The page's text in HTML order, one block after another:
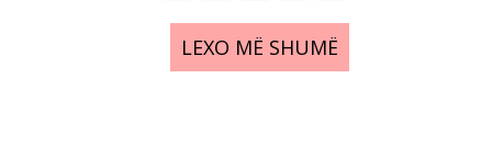
LEXO MË SHUMË